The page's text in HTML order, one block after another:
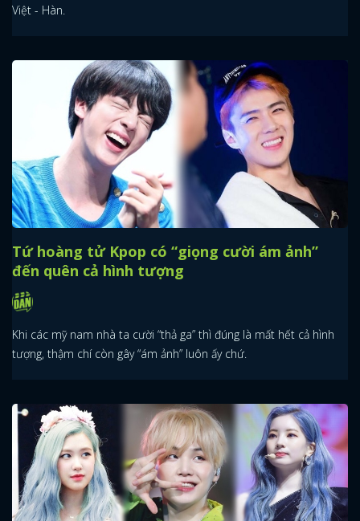
Việt - Hàn.
Tứ hoàng tử Kpop có “giọng cười ám ảnh”
đến quên cả hình tượng
Khi các mỹ nam nhà ta cười “thả ga” thì đúng là mất hết cả hình
tượng, thậm chí còn gây “ám ảnh” luôn ấy chứ.